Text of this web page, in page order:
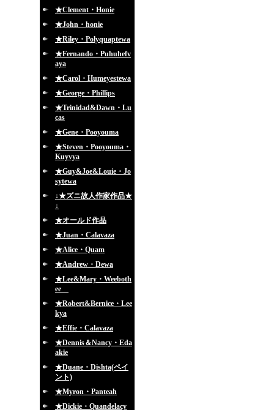
★Clement・Honie
★John・honie
★Riley・Polyquaptewa
★Fernando・Puhuhefv
aya
★Carol・Humeyestewa
★George・Phillips
★Trinidad&Dawn・Lu
cas
★Gene・Pooyouma
★Steven・Pooyouma・
Kuyvya
★Guy&Joe&Louie・Jo
sytewa
↓★ズニ故人作家作品★
↓
★オールド作品
★Juan・Calavaza
★Alice・Quam
★Andrew・Dewa
★Lee&Mary・Weeboth
ee
★Robert&Bernice・Lee
kya
★Effie・Calavaza
★Dennis＆Nancy・Eda
akie
★Duane・Dishta(ペイ
ント)
★Myron・Panteah
★Dickie・Quandelacy